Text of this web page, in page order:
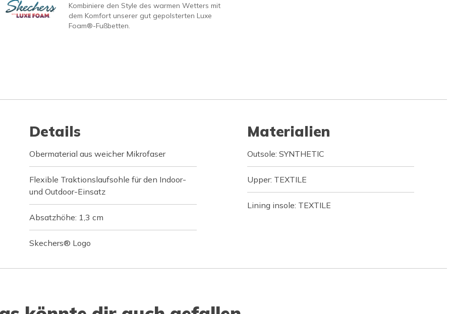
Kombiniere den Style des warmen Wetters mit
dem Komfort unserer gut gepolsterten Luxe
Foam®-Fußbetten.
Details
Obermaterial aus weicher Mikrofaser
Flexible Traktionslaufsohle für den Indoor-
und Outdoor-Einsatz
Absatzhöhe: 1,3 cm
Skechers® Logo
Materialien
Outsole: SYNTHETIC
Upper: TEXTILE
Lining insole: TEXTILE